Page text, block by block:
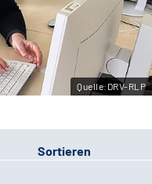
Quelle:DRV-RLP
Sortieren